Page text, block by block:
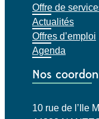
Offre de
Actualités
Offres d’emploi
Agenda
Nos
10 rue de l’Ile